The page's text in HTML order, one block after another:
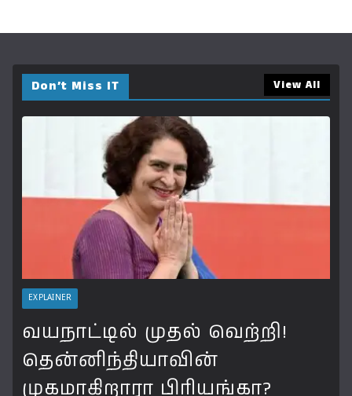
Don’t Miss IT View All
EXPLAINER
வயநாட்டில் முதல் வெற்றி!
தென்னிந்தியாவின்
முகமாகிறாரா பிரியங்கா?